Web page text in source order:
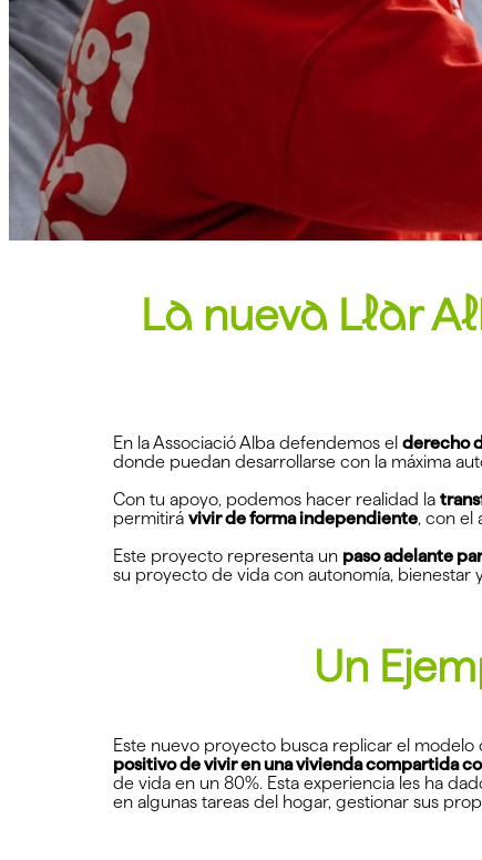
La nueva Llar
En la Associació Alba defendemos el derecho
donde puedan desarrollarse con la máxima
Con tu apoyo, podemos hacer realidad la
permitirá vivir de forma independiente, con el
Este proyecto representa un paso adelante
su proyecto de vida con autonomía, bienestar
Un
Este nuevo proyecto busca replicar el
positivo de vivir en una vivienda compartida
de vida en un 80%. Esta experiencia les ha
en algunas tareas del hogar, gestionar sus